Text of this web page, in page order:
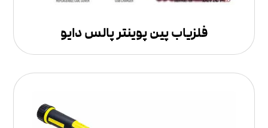
فلزیاب پین پوینتر پالس دایو